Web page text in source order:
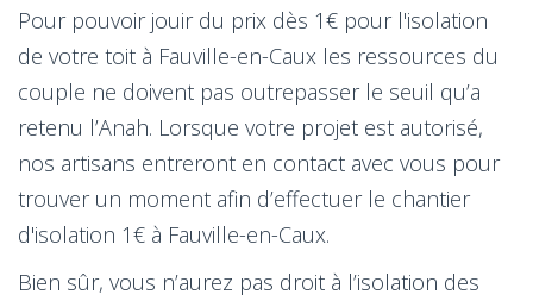
Pour pouvoir jouir du prix dès 1€ pour l'isolation
de votre toit à Fauville-en-Caux les ressources du
couple ne doivent pas outrepasser le seuil qu’a
retenu l’Anah. Lorsque votre projet est autorisé,
nos artisans entreront en contact avec vous pour
trouver un moment afin d’effectuer le chantier
d'isolation 1€ à Fauville-en-Caux.
Bien sûr, vous n’aurez pas droit à l’isolation des